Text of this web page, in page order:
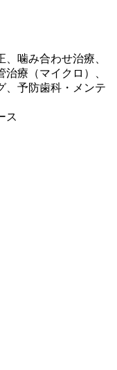
噛み合わせ治療、
療（マイクロ）、
、予防歯科・メンテ
ス